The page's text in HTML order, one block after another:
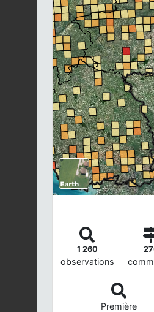
1 260
observations
Première